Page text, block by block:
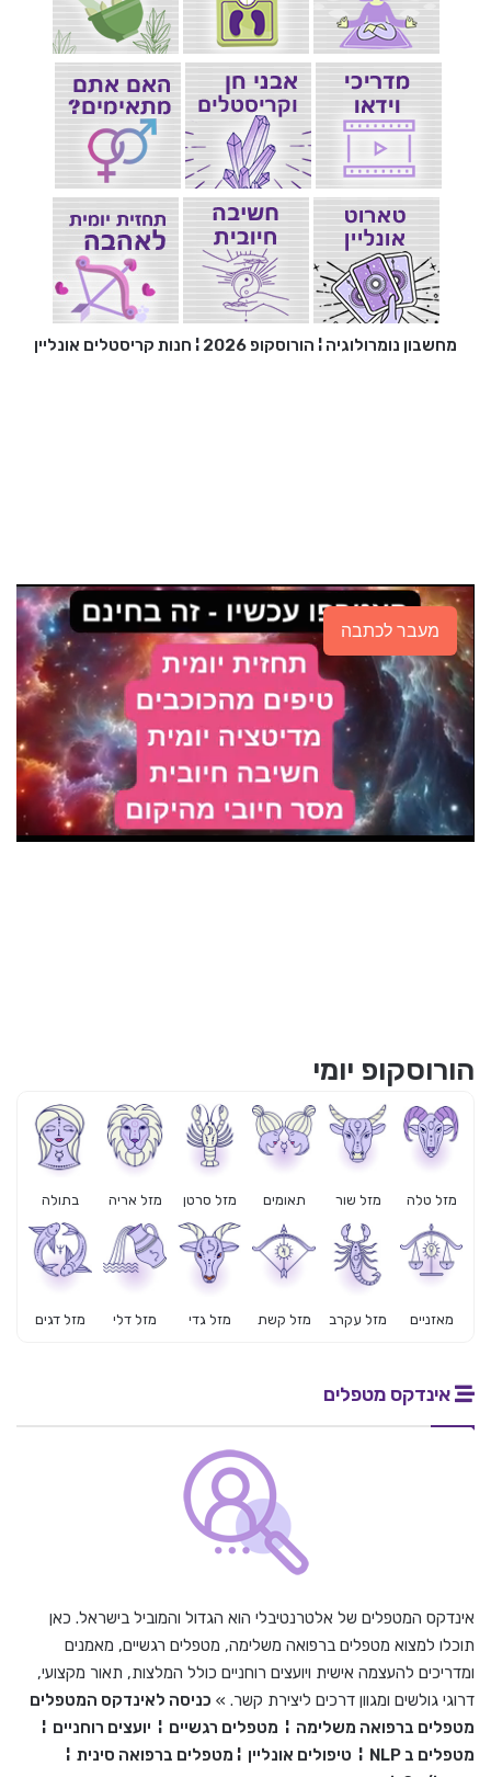
מחשבון נומרולוגיה ¦ הורוסקופ 2026 ¦ חנות קריסטלים אונליין
מעבר לכתבה
הורוסקופ יומי
מזל טלה מזל שור תאומים מזל סרטן מזל אריה בתולה
מאזניים מזל עקרב מזל קשת מזל גדי מזל דלי מזל דגים
אינדקס מטפלים
אינדקס המטפלים של אלטרנטיבלי הוא הגדול והמוביל בישראל. כאן
תוכלו למצוא מטפלים ברפואה משלימה, מטפלים רגשיים, מאמנים
ומדריכים להעצמה אישית ויועצים רוחניים כולל המלצות, תאור מקצועי,
דרוגי גולשים ומגוון דרכים ליצירת קשר. » כניסה לאינדקס המטפלים
מטפלים ברפואה משלימה ¦ מטפלים רגשיים ¦ יועצים רוחניים ¦
מטפלים ב NLP
¦ טיפולים אונליין ¦ מטפלים ברפואה סינית ¦